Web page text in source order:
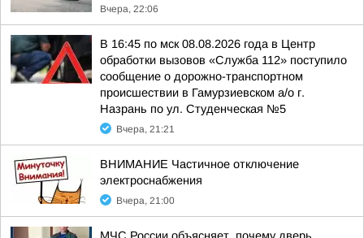
Вчера, 22:06
В 16:45 по мск 08.08.2026 года в Центр
обработки вызовов «Служба 112» поступило
сообщение о дорожно-транспортном
происшествии в Гамурзиевском а/о г.
Назрань по ул. Студенческая №5
Вчера, 21:21
ВНИМАНИЕ Частичное отключение
электроснабжения
Вчера, 21:00